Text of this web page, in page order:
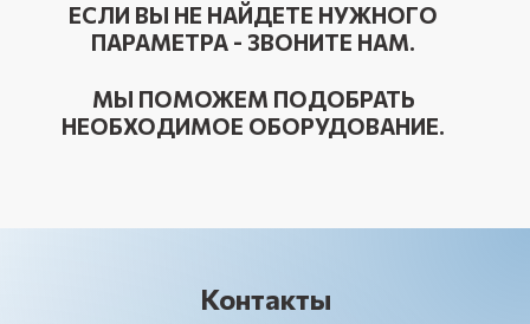
ЕСЛИ ВЫ НЕ НАЙДЕТЕ НУЖНОГО
ПАРАМЕТРА - ЗВОНИТЕ НАМ.
МЫ ПОМОЖЕМ ПОДОБРАТЬ
НЕОБХОДИМОЕ ОБОРУДОВАНИЕ.
Контакты